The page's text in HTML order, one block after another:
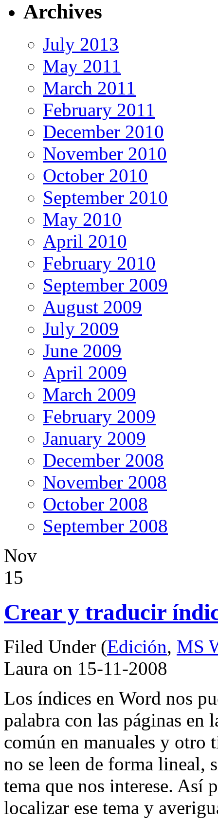
Archives
July 2013
May 2011
March 2011
February 2011
December 2010
November 2010
October 2010
September 2010
May 2010
April 2010
February 2010
September 2009
August 2009
July 2009
June 2009
April 2009
March 2009
February 2009
January 2009
December 2008
November 2008
October 2008
September 2008
Nov
15
Crear y traducir
Filed Under (Edición, MS
Laura on 15-11-2008
Los índices en Word nos
palabra con las páginas en
común en manuales y otro
no se leen de forma lineal,
tema que nos interese. Así
localizar ese tema y